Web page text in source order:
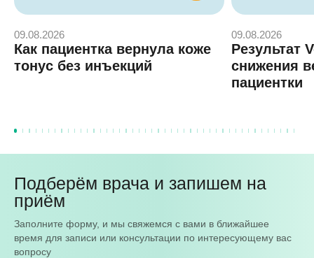
09.08.2026
Как пациентка вернула коже
тонус без инъекций
09.08.2026
Результат
снижения
пациентки
Подберём врача и запишем на
приём
Заполните форму, и мы свяжемся с вами в ближайшее
время для записи или консультации по интересующему вас
вопросу